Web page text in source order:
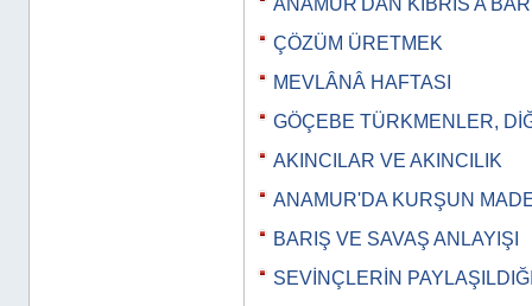
ANAMUR'DAN KIBRIS'A
ÇÖZÜM ÜRETMEK
MEVLÂNÂ HAFTASI
GÖÇEBE TÜRKMENLER,
AKINCILAR VE AKINCILIK
ANAMUR'DA KURŞUN
BARIŞ VE SAVAŞ ANLAYIŞI
SEVİNÇLERİN